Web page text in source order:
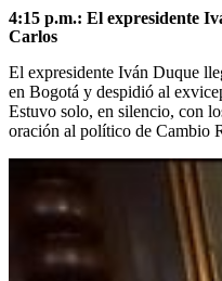
4:15 p.m.: El expresidente
Carlos
El expresidente Iván Duque
en Bogotá y despidió al
Estuvo solo, en silencio, con
oración al político de Cambio